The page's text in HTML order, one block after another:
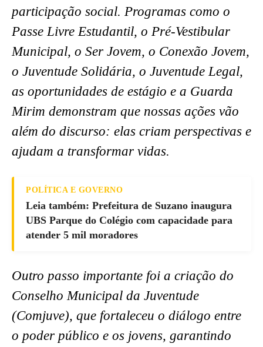
participação social. Programas como o
Passe Livre Estudantil, o Pré-Vestibular
Municipal, o Ser Jovem, o Conexão Jovem,
o Juventude Solidária, o Juventude Legal,
as oportunidades de estágio e a Guarda
Mirim demonstram que nossas ações vão
além do discurso: elas criam perspectivas e
ajudam a transformar vidas.
POLÍTICA E GOVERNO
Leia também: Prefeitura de Suzano inaugura
UBS Parque do Colégio com capacidade para
atender 5 mil moradores
Outro passo importante foi a criação do
Conselho Municipal da Juventude
(Comjuve), que fortaleceu o diálogo entre
o poder público e os jovens, garantindo